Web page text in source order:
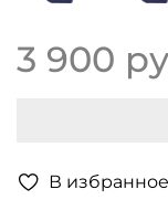
В избранное
3 900